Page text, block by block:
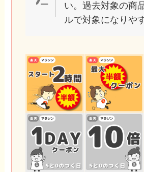
い。過去対象の商
ルで対象になりや